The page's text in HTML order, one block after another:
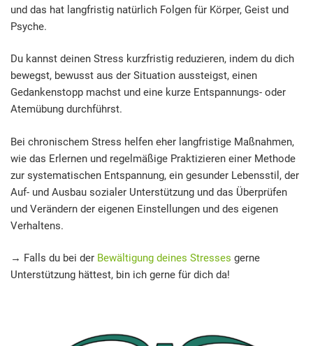
und das hat langfristig natürlich Folgen für Körper, Geist und
Psyche.
Du kannst deinen Stress kurzfristig reduzieren, indem du dich
bewegst, bewusst aus der Situation aussteigst, einen
Gedankenstopp machst und eine kurze Entspannungs- oder
Atemübung durchführst.
Bei chronischem Stress helfen eher langfristige Maßnahmen,
wie das Erlernen und regelmäßige Praktizieren einer Methode
zur systematischen Entspannung, ein gesunder Lebensstil, der
Auf- und Ausbau sozialer Unterstützung und das Überprüfen
und Verändern der eigenen Einstellungen und des eigenen
Verhaltens.
→ Falls du bei der Bewältigung deines Stresses gerne
Unterstützung hättest, bin ich gerne für dich da!